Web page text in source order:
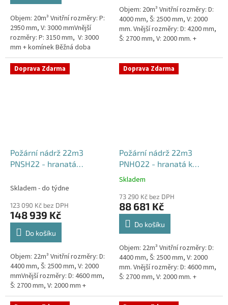
Objem: 20m³ Vnitřní rozměry: P:
2950 mm, V: 3000 mmVnější
rozměry: P: 3150 mm, V: 3000
mm + komínek Běžná doba
dodání 2-3 týdny od objednávky.
Rozměry nádrže možno...
hvězdiček.
Objem: 20m³ Vnitřní rozměry: D:
4000 mm, Š: 2500 mm, V: 2000
mm. Vnější rozměry: D: 4200 mm,
Š: 2700 mm, V: 2000 mm. +
týdny od objednávky....
Doprava Zdarma
Požární nádrž 22m3
PNSH22 - hranatá
Skladem - do týdne
123 090 Kč bez DPH
148 939 Kč
Do košíku
Objem: 22m³ Vnitřní rozměry: D:
4400 mm, Š: 2500 mm, V: 2000
mmVnější rozměry: D: 4600 mm,
Š: 2700 mm, V: 2000 mm +
komínek Běžná doba dodání 2-3
Doprava Zdarma
Požární nádrž 22m3
PNHO22 - hranatá k
obetonování
Průměrné
produktu
je
5,0
hvězdiček.
Skladem
73 290 Kč bez DPH
88 681 Kč
Do košíku
Objem: 22m³ Vnitřní rozměry: D:
4400 mm, Š: 2500 mm, V: 2000
mm. Vnější rozměry: D: 4600 mm,
Š: 2700 mm, V: 2000 mm. +
týdny od objednávky....